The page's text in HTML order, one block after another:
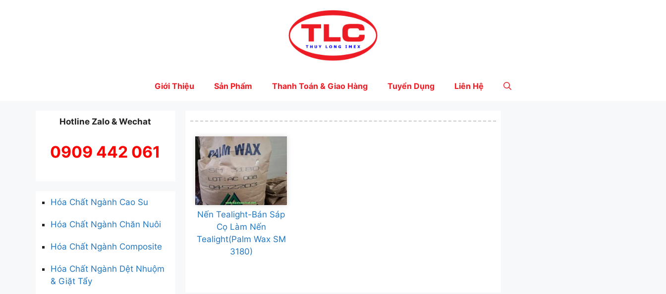
Giới Thiệu Sản Phẩm Thanh Toán & Giao Hàng Tuyển Dụng Liên Hệ
Nến Tealight-Bán Sáp
Cọ Làm Nến
Tealight(Palm Wax SM
3180)
Hotline Zalo & Wechat
0909 442 061
Hóa Chất Ngành Cao Su
Hóa Chất Ngành Chăn Nuôi
Hóa Chất Ngành Composite
Hóa Chất Ngành Dệt Nhuộm
& Giặt Tẩy